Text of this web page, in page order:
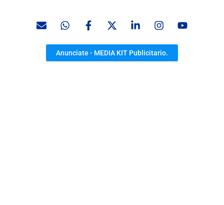
Anunciate - MEDIA KIT Publicitario.